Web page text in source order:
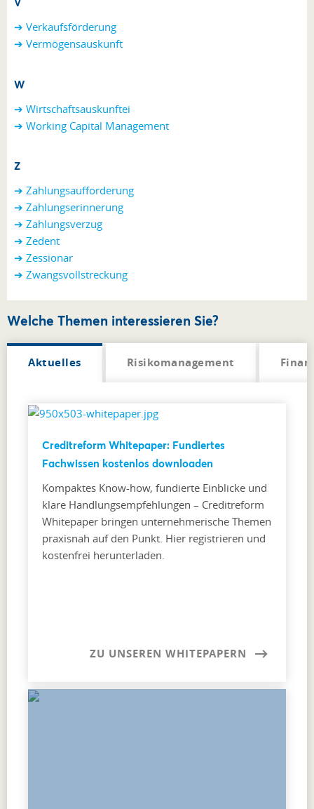
➔ Verkaufsförderung
➔ Vermögensauskunft
W
➔ Wirtschaftsauskunftei
➔ Working Capital Management
Z
➔ Zahlungsaufforderung
➔ Zahlungserinnerung
➔ Zahlungsverzug
➔ Zedent
➔ Zessionar
➔ Zwangsvollstreckung
Welche Themen interessieren Sie?
Aktuelles Risikomanagement
Creditreform Whitepaper: Fundiertes
Fachwissen kostenlos downloaden
Kompaktes Know-how, fundierte Einblicke und
klare Handlungsempfehlungen – Creditreform
Whitepaper bringen unternehmerische Themen
praxisnah auf den Punkt. Hier registrieren und
kostenfrei herunterladen.
ZU UNSEREN WHITEPAPERN